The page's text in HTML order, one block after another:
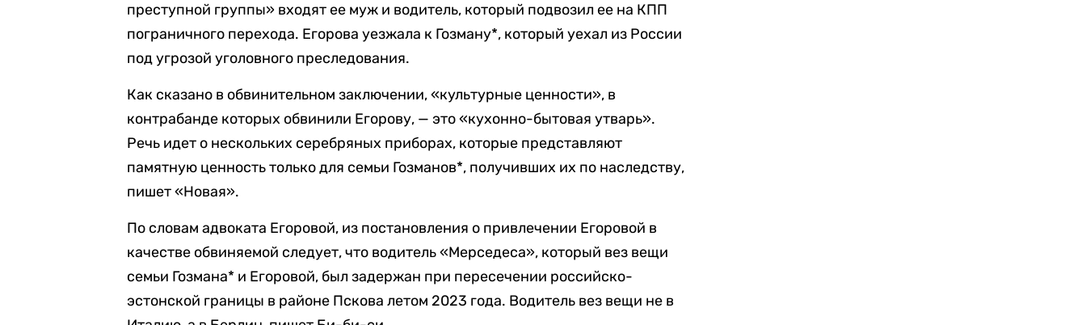
преступной группы» входят ее муж и водитель, который подвозил ее на КПП
пограничного перехода. Егорова уезжала к Гозману*, который уехал из России
под угрозой уголовного преследования.
Как сказано в обвинительном заключении, «культурные ценности», в
контрабанде которых обвинили Егорову, — это «кухонно-бытовая утварь».
Речь идет о нескольких серебряных приборах, которые представляют
памятную ценность только для семьи Гозманов*, получивших их по наследству,
пишет «Новая».
По словам адвоката Егоровой, из постановления о привлечении Егоровой в
качестве обвиняемой следует, что водитель «Мерседеса», который вез вещи
семьи Гозмана* и Егоровой, был задержан при пересечении российско-
эстонской границы в районе Пскова летом 2023 года. Водитель вез вещи не в